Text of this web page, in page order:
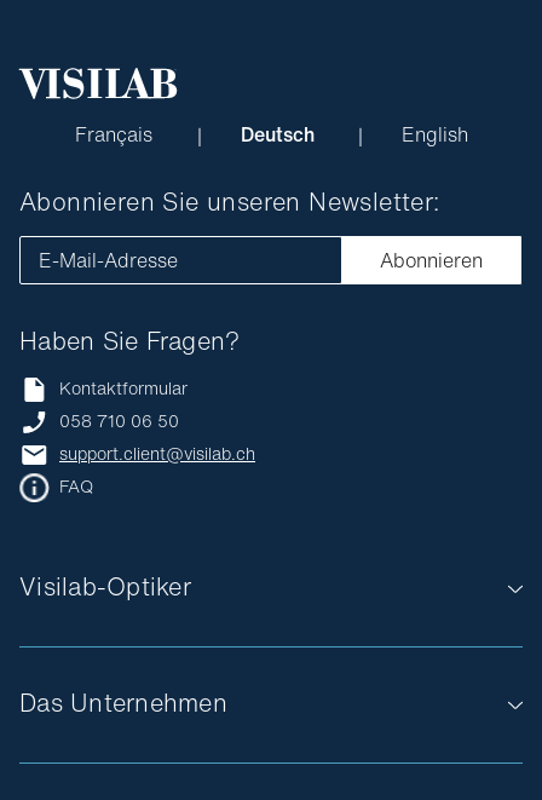
Français Deutsch English
Das Unternehmen
Visilab-Optiker
Haben Sie Fragen?
Kontaktformular
058 710 06 50
support.client@visilab.ch
FAQ
Abonnieren Sie unseren Newsletter:
E-Mail-Adresse Abonnieren